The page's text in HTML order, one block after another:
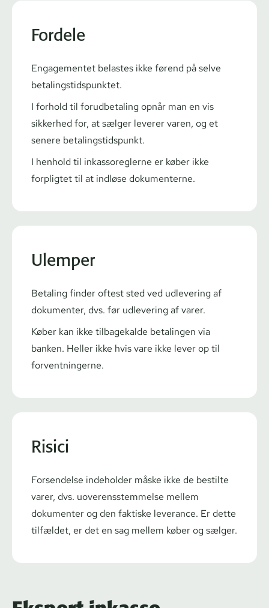
Fordele
Engagementet belastes ikke førend på selve
be­ta­lings­tids­punk­tet.
I forhold til forudbetaling opnår man en vis
sikkerhed for, at sælger leverer varen, og et
senere be­ta­lings­tids­punkt.
I henhold til inkas­so­reg­ler­ne er køber ikke
forpligtet til at indløse dokumenterne.
Ulemper
Betaling finder oftest sted ved udlevering af
dokumenter, dvs. før udlevering af varer.
Køber kan ikke tilbagekalde betalingen via
banken. Heller ikke hvis vare ikke lever op til
for­vent­nin­ger­ne.
Risici
Forsendelse indeholder måske ikke de bestilte
varer, dvs. uove­r­ens­stem­mel­se mellem
dokumenter og den faktiske leverance. Er dette
tilfældet, er det en sag mellem køber og sælger.